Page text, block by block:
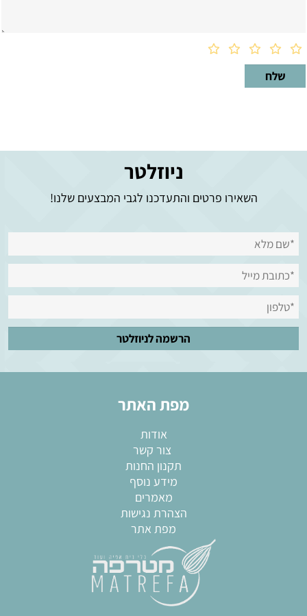
ניוזלטר
השאירו פרטים והתעדכנו לגבי המבצעים שלנו!
מפת האתר
אודות
צור קשר
תקנון החנות
מידע נוסף
מאמרים
הצהרת נגישות
מפת אתר